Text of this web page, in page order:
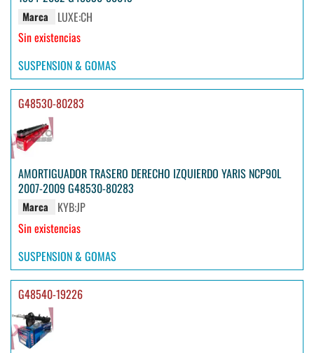
Marca
LUXE:CH
Sin existencias
SUSPENSION & GOMAS
G48530-80283
AMORTIGUADOR TRASERO DERECHO IZQUIERDO YARIS NCP90L
2007-2009 G48530-80283
Marca
KYB:JP
Sin existencias
SUSPENSION & GOMAS
G48540-19226